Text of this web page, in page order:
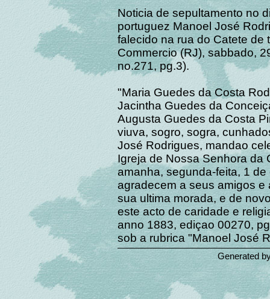
Noticia de sepultamento no
portuguez Manoel José
falecido na rua do Catete de
Commercio (RJ), sabbado,
no.271, pg.3).
"Maria Guedes da Costa
Jacintha Guedes da
Augusta Guedes da Costa
viuva, sogro, sogra,
José Rodrigues, mandao
Igreja de Nossa Senhora da
amanha, segunda-feita, 1
agradecem a seus amigos
sua ultima morada, e de
este acto de caridade e
anno 1883, ediçao 00270,
sob a rubrica "Manoel José
Generated